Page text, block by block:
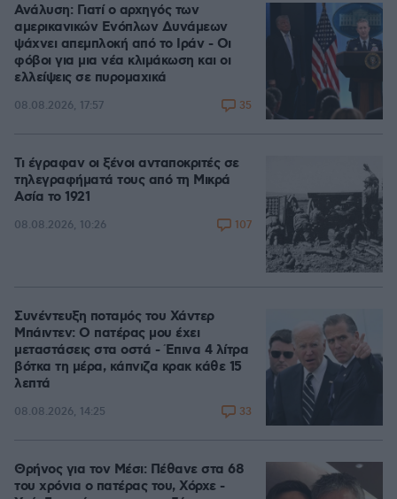
Ανάλυση: Γιατί ο αρχηγός των
αμερικανικών Ενόπλων Δυνάμεων
ψάχνει απεμπλοκή από το Ιράν - Οι
φόβοι για μια νέα κλιμάκωση και οι
ελλείψεις σε πυρομαχικά
08.08.2026, 17:57 35
Τι έγραφαν οι ξένοι ανταποκριτές σε
τηλεγραφήματά τους από τη Μικρά
Ασία το 1921
08.08.2026, 10:26 107
Συνέντευξη ποταμός του Χάντερ
Μπάιντεν: Ο πατέρας μου έχει
μεταστάσεις στα οστά - Έπινα 4 λίτρα
βότκα τη μέρα, κάπνιζα κρακ κάθε 15
λεπτά
08.08.2026, 14:25 33
Θρήνος για τον Μέσι: Πέθανε στα 68
του χρόνια ο πατέρας του, Χόρχε -